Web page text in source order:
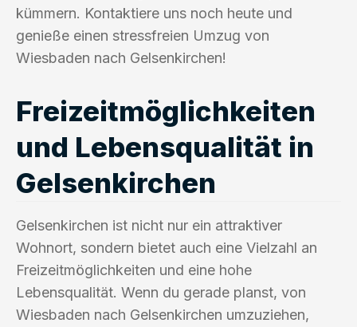
kümmern. Kontaktiere uns noch heute und
genieße einen stressfreien Umzug von
Wiesbaden nach Gelsenkirchen!
Freizeitmöglichkeiten
und Lebensqualität in
Gelsenkirchen
Gelsenkirchen ist nicht nur ein attraktiver
Wohnort, sondern bietet auch eine Vielzahl an
Freizeitmöglichkeiten und eine hohe
Lebensqualität. Wenn du gerade planst, von
Wiesbaden nach Gelsenkirchen umzuziehen,